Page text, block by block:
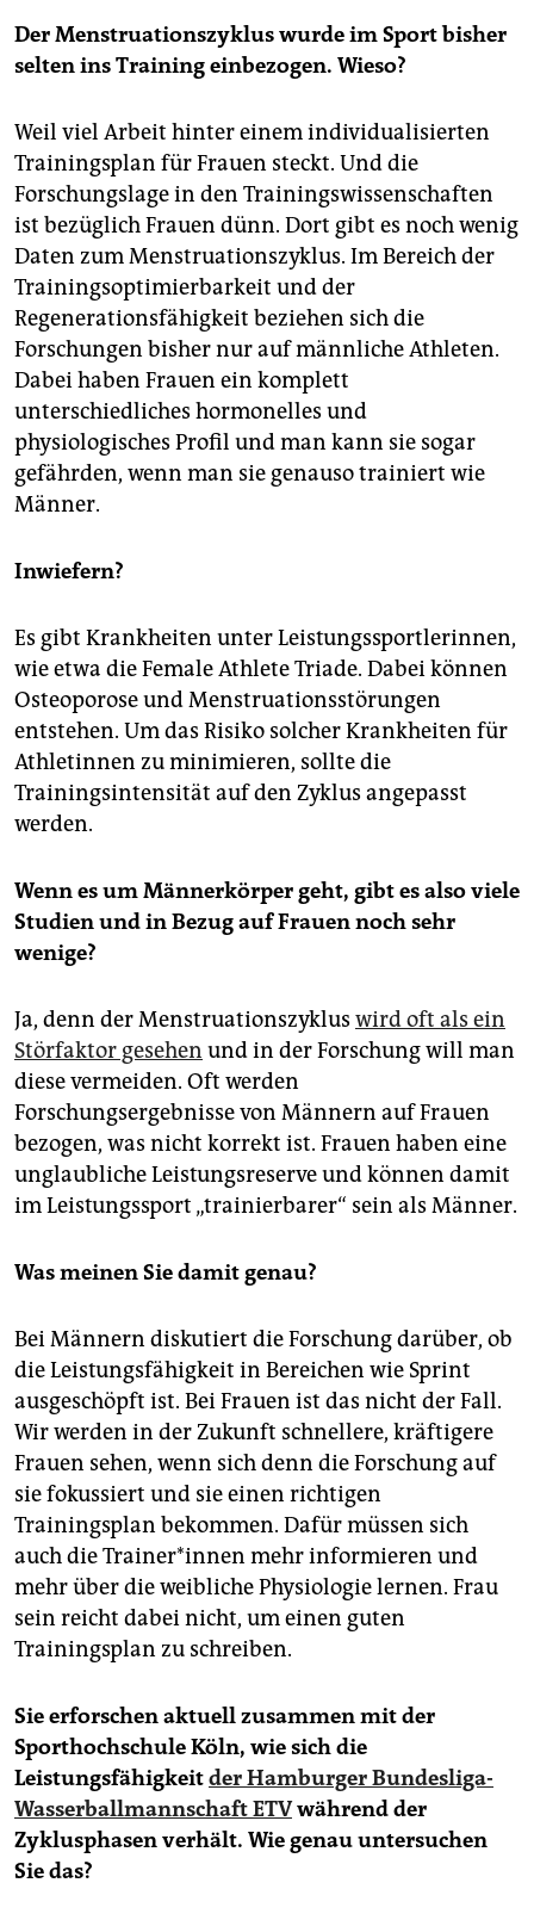
Der Menstruationszyklus wurde im Sport bisher
selten ins Training einbezogen. Wieso?
Weil viel Arbeit hinter einem individualisierten
Trainingsplan für Frauen steckt. Und die
Forschungslage in den Trainingswissenschaften
ist bezüglich Frauen dünn. Dort gibt es noch wenig
Daten zum Mens­truationszyklus. Im Bereich der
Trainingsoptimierbarkeit und der
Regenerationsfähigkeit beziehen sich die
Forschungen bisher nur auf männliche Athleten.
Dabei haben Frauen ein komplett
unterschiedliches hormonelles und
physiologisches Profil und man kann sie sogar
gefährden, wenn man sie genauso trainiert wie
Männer.
Inwiefern?
Es gibt Krankheiten unter Leistungssportlerinnen,
wie etwa die Female Athlete Triade. Dabei können
Osteoporose und Menstruationsstörungen
entstehen. Um das Risiko solcher Krankheiten für
Athletinnen zu minimieren, sollte die
Trainingsintensität auf den Zyklus angepasst
werden.
Wenn es um Männerkörper geht, gibt es also viele
Studien und in Bezug auf Frauen noch sehr
wenige?
Ja, denn der Menstruationszyklus wird oft als ein
Störfaktor gesehen und in der Forschung will man
diese vermeiden. Oft werden
Forschungsergebnisse von Männern auf Frauen
bezogen, was nicht korrekt ist. Frauen haben eine
unglaubliche Leistungsreserve und können damit
im Leistungssport „trainierbarer“ sein als Männer.
Was meinen Sie damit genau?
Bei Männern diskutiert die Forschung darüber, ob
die Leistungsfähigkeit in Bereichen wie Sprint
ausgeschöpft ist. Bei Frauen ist das nicht der Fall.
Wir werden in der Zukunft schnellere, kräftigere
Frauen sehen, wenn sich denn die Forschung auf
sie fokussiert und sie einen richtigen
Trainingsplan bekommen. Dafür müssen sich
auch die Trai­ne­r*in­nen mehr informieren und
mehr über die weibliche Physiologie lernen. Frau
sein reicht dabei nicht, um einen guten
Trainingsplan zu ­schreiben.
Sie erforschen aktuell zusammen mit der
Sporthochschule Köln, wie sich die
Leistungsfähigkeitder Hamburger Bundesliga-
Wasserballmannschaft ETVwährend der
Zyklusphasen verhält. Wie genau untersuchen
Sie das?